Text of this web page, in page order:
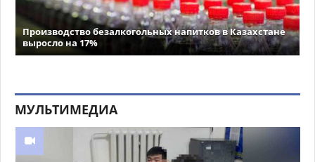
Производство безалкогольных напитков в Казахстане
выросло на 17%
МУЛЬТИМЕДИА